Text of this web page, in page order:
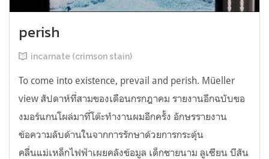
perish
incarnate (crimson stain)
To come into existence, prevail and perish. Müeller
view สัปดาห์ที่สามของเดือนกรกฎาคม รายงานอีกฉบับขอ
งมอร์แกนโผล่มาที่โต๊ะทำงานผมอีกครั้ง อักษรรายงาน
ข้อความลับด้านในจากการรักษาด้วยการกระตุ้น
คลื่นแม่เหล็กไฟฟ้าเผยคลังข้อมูล เด็กชายนาม ลูเซียน บีสัน